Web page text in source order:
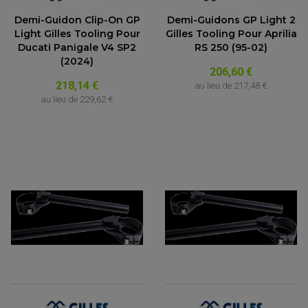
PROTECTION SILENCIEUX
PROTECTION LEVIER
TAMPONS ALLOY ULTIMA
ROULEMENT DE ROUE
ROULEMENT DE DIRECTION
ACCESSOIRE SCOOTER MBK
ACCESSOIRE SCOOTER PEUGEOT
ACCESSOIRE SCOOTER PIAGGIO
ACCESSOIRE SCOOTER SUZUKI
ACCESSOIRE SCOOTER VESPA
ACCESSOIRE SCOOTER YAMAHA
Demi-Guidon Clip-On GP
Light Gilles Tooling Pour
Ducati Panigale V4 SP2
(2024)
218,14 €
au lieu de 229,62 €
Demi-Guidons GP Light 2
Gilles Tooling Pour Aprilia
RS 250 (95-02)
206,60 €
au lieu de 217,48 €